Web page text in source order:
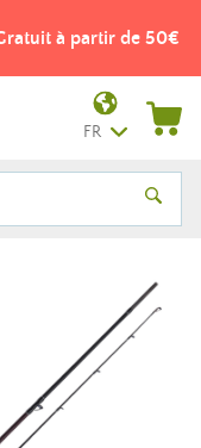
à partir de 50€
FR